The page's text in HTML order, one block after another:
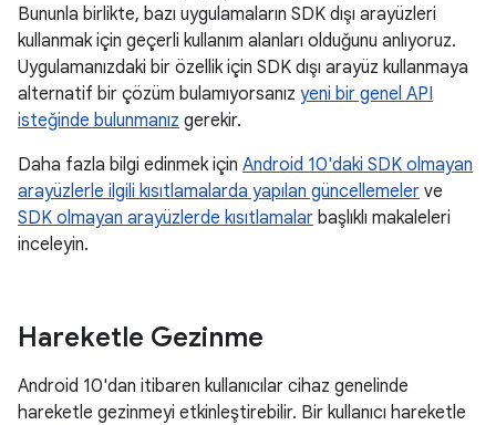
Bununla birlikte, bazı uygulamaların SDK dışı arayüzleri
kullanmak için geçerli kullanım alanları olduğunu anlıyoruz.
Uygulamanızdaki bir özellik için SDK dışı arayüz kullanmaya
alternatif bir çözüm bulamıyorsanız yeni bir genel API
isteğinde bulunmanız gerekir.
Daha fazla bilgi edinmek için Android 10'daki SDK olmayan
arayüzlerle ilgili kısıtlamalarda yapılan güncellemeler ve
SDK olmayan arayüzlerde kısıtlamalar başlıklı makaleleri
inceleyin.
Hareketle Gezinme
Android 10'dan itibaren kullanıcılar cihaz genelinde
hareketle gezinmeyi etkinleştirebilir. Bir kullanıcı hareketle